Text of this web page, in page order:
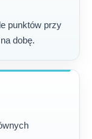
punktów przy
dobę.